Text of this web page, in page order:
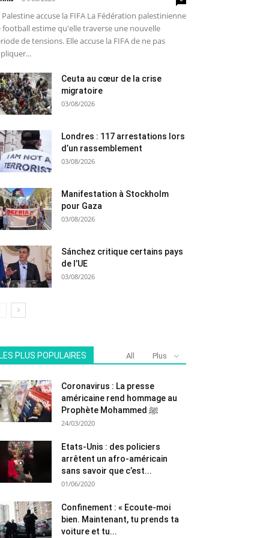
Palestine accuse la FIFA La Fédération palestinienne
football estime qu'elle traverse une nouvelle
de tensions. Elle accuse la FIFA de ne pas
Ceuta au cœur de la crise
migratoire
03/08/2026
Londres : 117 arrestations lors
d’un rassemblement
03/08/2026
Manifestation à Stockholm
pour Gaza
03/08/2026
Sánchez critique certains pays
de l’UE
03/08/2026
LES PLUS POPULAIRES All Plus
Coronavirus : La presse
américaine rend hommage au
Prophète Mohammed ﷺ
24/03/2020
Etats-Unis : des policiers
arrêtent un afro-américain
sans savoir que c’est...
01/06/2020
Confinement : « Ecoute-moi
bien. Maintenant, tu prends ta
voiture et tu...